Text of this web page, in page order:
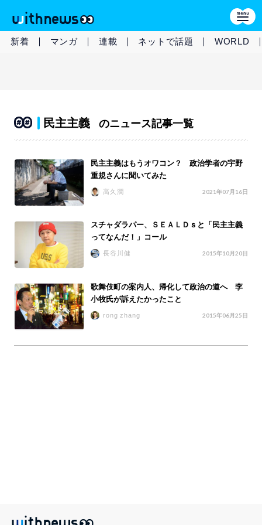
新着 マンガ 連載 ネットで話題 WORLD
民主主義 のニュース記事一覧
民主主義はもうオワコン？ 政治学者の宇野
重規さんに聞いてみた
高久潤 2021年07月16日
スチャダラパー、ＳＥＡＬＤｓと「民主主義
ってなんだ！」コール
長谷川健 2015年10月20日
歌舞伎町の案内人、帰化して政治の道へ 李
小牧氏が訴えたかったこと
rong zhang 2015年06月25日